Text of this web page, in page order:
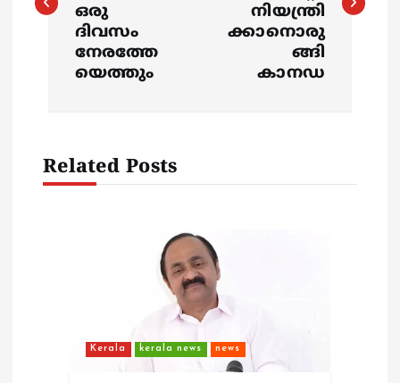
v
ഒരു
ദിവസം
നേരത്തേ
യെത്തും
നിയന്ത്രി
ക്കാനൊരു
ങ്ങി
കാനഡ
Related Posts
Kerala kerala news news